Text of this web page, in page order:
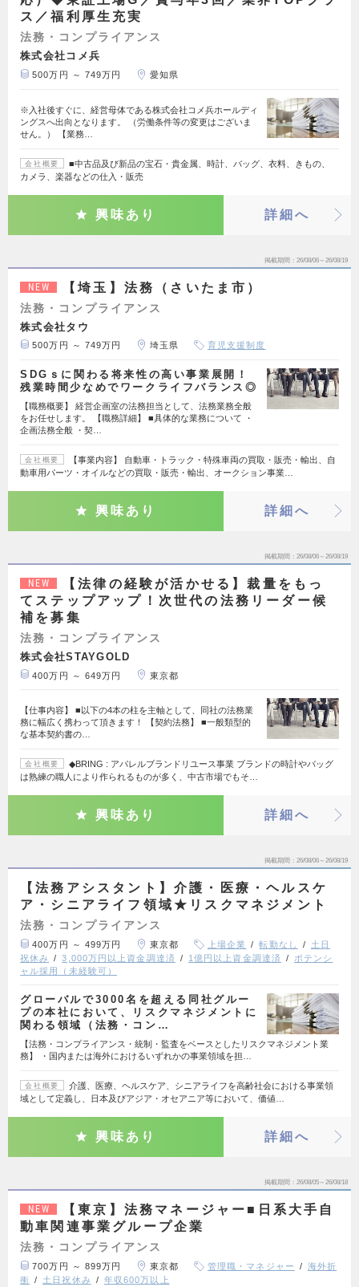
ス／福利厚生充実
法務・コンプライアンス
株式会社コメ兵
500万円 ～ 749万円 愛知県
※入社後すぐに、経営母体である株式会社コメ兵ホールディ
ングスへ出向となります。 （労働条件等の変更はございま
せん。） 【業務…
会社概要
■中古品及び新品の宝石・貴金属、時計、バッグ、衣料、きもの、
カメラ、楽器などの仕入・販売
興味あり 詳細へ
掲載期間 26/08/06～26/08/19
NEW 【埼玉】法務（さいたま市）
法務・コンプライアンス
株式会社タウ
500万円 ～ 749万円 埼玉県 育児支援制度
SDGｓに関わる将来性の高い事業展開！
残業時間少なめでワークライフバランス◎
【職務概要】 経営企画室の法務担当として、法務業務全般
をお任せします。 【職務詳細】 ■具体的な業務について ・
企画法務全般 ・契…
会社概要
【事業内容】 自動車・トラック・特殊車両の買取・販売・輸出、自
動車用パーツ・オイルなどの買取・販売・輸出、オークション事業…
興味あり 詳細へ
掲載期間 26/08/06～26/08/19
NEW
【法律の経験が活かせる】裁量をもっ
てステップアップ！次世代の法務リーダー候
補を募集
法務・コンプライアンス
株式会社STAYGOLD
400万円 ～ 649万円 東京都
【仕事内容】 ■以下の4本の柱を主軸として、同社の法務業
務に幅広く携わって頂きます！ 【契約法務】 ■一般類型的
な基本契約書の…
会社概要
◆BRING : アパレルブランドリユース事業 ブランドの時計やバッグ
は熟練の職人により作られるものが多く、中古市場でもそ…
興味あり 詳細へ
掲載期間 26/08/06～26/08/19
【法務アシスタント】介護・医療・ヘルスケ
ア・シニアライフ領域★リスクマネジメント
法務・コンプライアンス
400万円 ～ 499万円 東京都 上場企業 転勤なし
土日
祝休み
3,000万円以上資金調達済 1億円以上資金調達済
ポテンシ
ャル採用（未経験可）
グローバルで3000名を超える同社グルー
プの本社において、リスクマネジメントに
関わる領域（法務・コン…
【法務・コンプライアンス・統制・監査をベースとしたリスクマネジメント業
務】 ・国内または海外におけるいずれかの事業領域を担…
会社概要
介護、医療、ヘルスケア、シニアライフを高齢社会における事業領
域として定義し、日本及びアジア・オセアニア等において、価値…
興味あり 詳細へ
掲載期間 26/08/05～26/08/18
NEW
【東京】法務マネージャー■日系大手自
動車関連事業グループ企業
法務・コンプライアンス
700万円 ～ 899万円 東京都 管理職・マネジャー
海外折
衝
土日祝休み 年収600万以上